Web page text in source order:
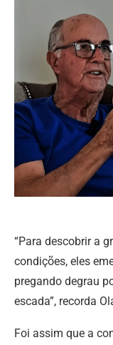
“Para descobrir a
condições, eles
pregando degrau
escada”, recorda
Foi assim que a